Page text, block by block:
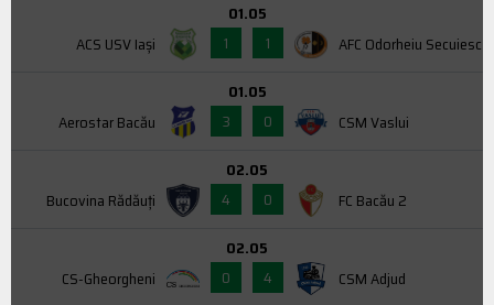
ACS USV Iaşi
01.05
1
1 AFC Odorheiu Secuiesc
Aerostar Bacău
01.05
3
0 CSM Vaslui
Bucovina Rădăuți
02.05
4
0 FC Bacău 2
CS-Gheorgheni
02.05
0
4 CSM Adjud